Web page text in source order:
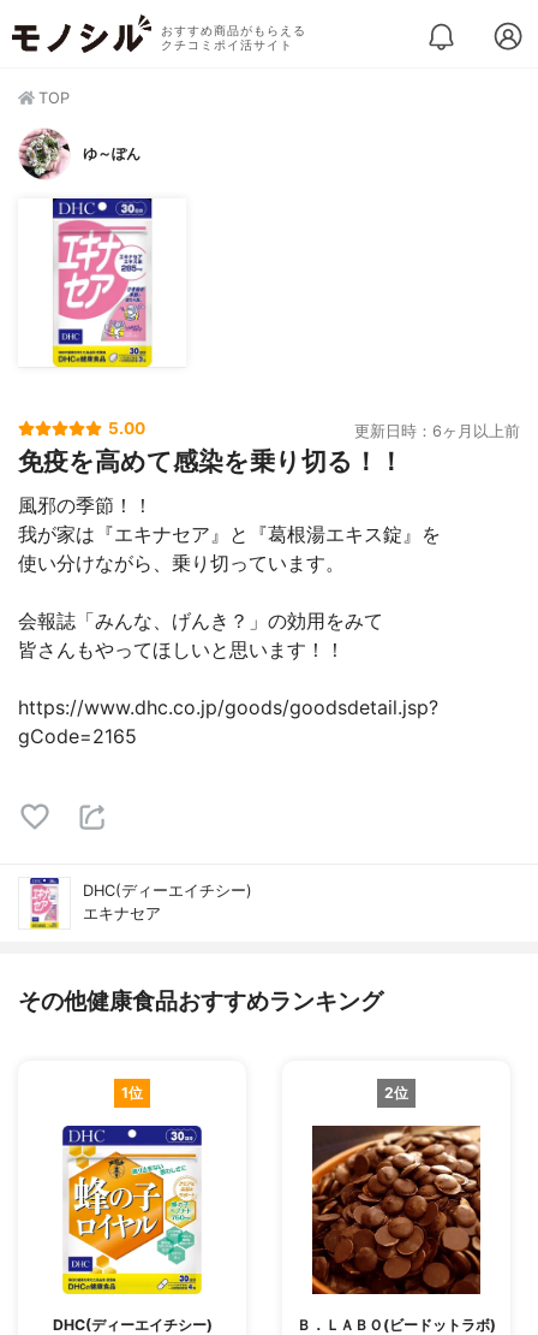
おすすめ商品がもらえる
クチコミポイ活サイト
TOP
ゆ～ぽん
5.00 更新日時：6ヶ月以上前
免疫を高めて感染を乗り切る！！
風邪の季節！！
我が家は『エキナセア』と『葛根湯エキス錠』を
使い分けながら、乗り切っています。
会報誌「みんな、げんき？」の効用をみて
皆さんもやってほしいと思います！！
https://www.dhc.co.jp/goods/goodsdetail.jsp?
gCode=2165
DHC(ディーエイチシー)
エキナセア
その他健康食品おすすめランキング
1位
DHC(ディーエイチシー)
2位
Ｂ．ＬＡＢＯ(ビードットラボ)